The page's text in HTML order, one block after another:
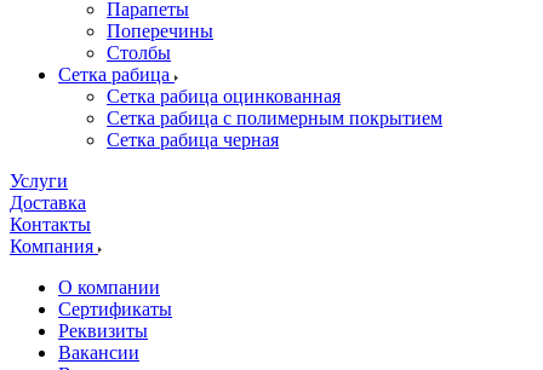
Парапеты
Поперечины
Столбы
Сетка рабица
Сетка рабица оцинкованная
Сетка рабица с полимерным покрытием
Сетка рабица черная
Услуги
Доставка
Контакты
Компания
О компании
Сертификаты
Реквизиты
Вакансии